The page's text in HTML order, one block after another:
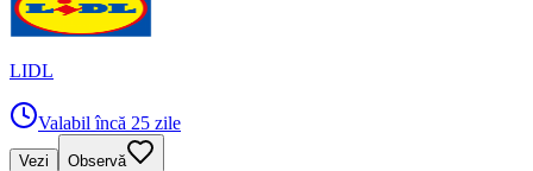
LIDL
Valabil încă 25 zile
Vezi Observă